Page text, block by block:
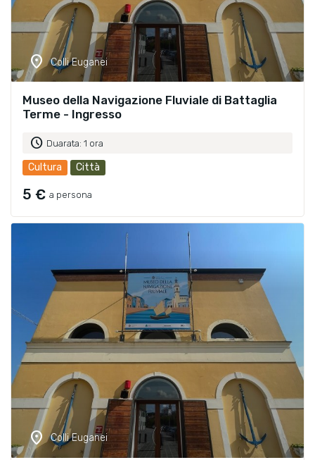
location_on Colli Euganei
Museo della Navigazione Fluviale di Battaglia
Terme - Ingresso
schedule Duarata: 1 ora
Cultura Città
5 € a persona
location_on Colli Euganei